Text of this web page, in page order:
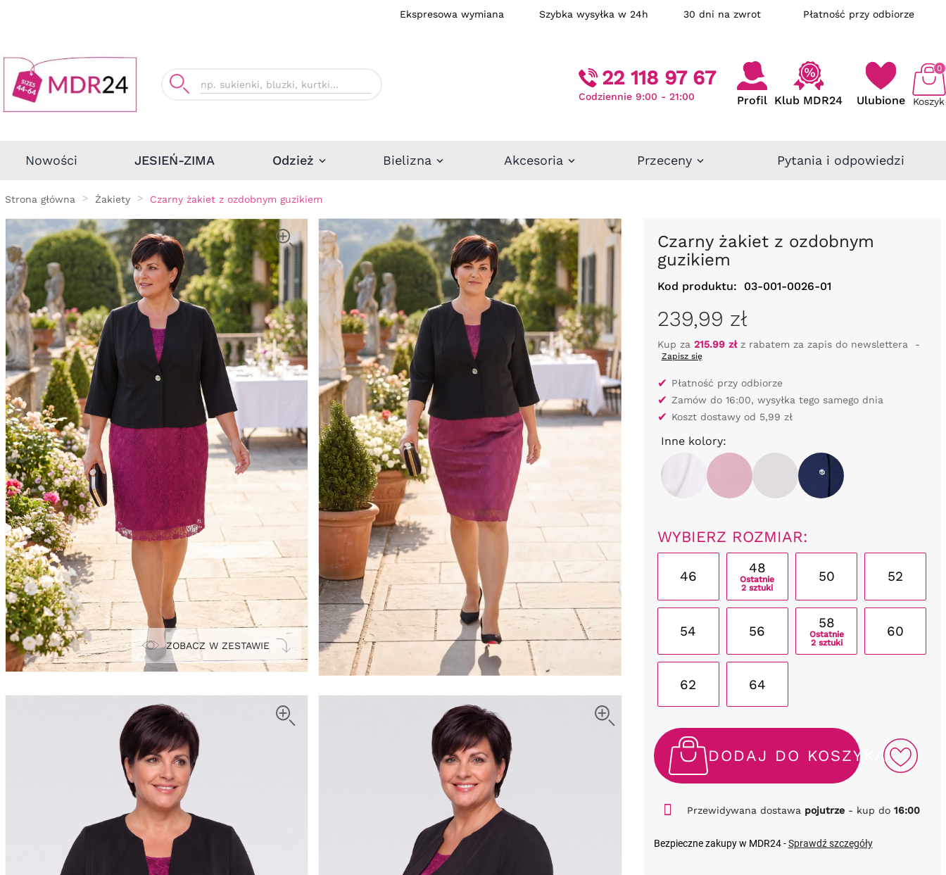
Ekspresowa wymiana Szybka wysyłka w 24h 30 dni na zwrot Płatność przy odbiorze
22 118 97 67
Codziennie 9:00 - 21:00 Profil Klub MDR24 Ulubione Koszyk
0
Nowości JESIEŃ-ZIMA Odzież Bielizna Akcesoria Przeceny Pytania i odpowiedzi
Strona główna Żakiety Czarny żakiet z ozdobnym guzikiem
ZOBACZ W ZESTAWIE
Czarny żakiet z ozdobnym
guzikiem
Kod produktu: 03-001-0026-01
239,99 zł
Kup za 215.99 złz rabatem za zapis do newslettera -
Zapisz się
✔ Płatność przy odbiorze
✔ Zamów do 16:00, wysyłka tego samego dnia
✔ Koszt dostawy od 5,99 zł
Inne kolory:
WYBIERZ ROZMIAR:
46
48
Ostatnie
2 sztuki
50 52
54 56
58
Ostatnie
2 sztuki
60
62 64
DODAJ DO KOSZYKA
Przewidywana dostawa pojutrze- kup do 16:00
Bezpieczne zakupy w MDR24 -Sprawdź szczegóły